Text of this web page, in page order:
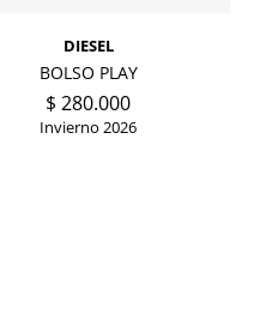
DIESEL
BOLSO PLAY
$ 280.000
Invierno 2026